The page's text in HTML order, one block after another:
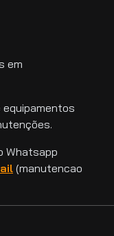
em
equipamentos
Whatsapp
(manutencao